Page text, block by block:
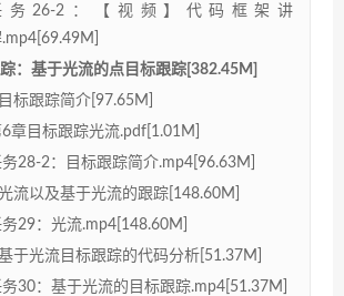
务26-2：【视频】代码框架讲
：基于光流的点目标跟踪[382.45M]
标跟踪简介[97.65M]
6章目标跟踪光流.pdf[1.01M]
28-2：目标跟踪简介.mp4[96.63M]
流以及基于光流的跟踪[148.60M]
29：光流.mp4[148.60M]
于光流目标跟踪的代码分析[51.37M]
30：基于光流的目标跟踪.mp4[51.37M]